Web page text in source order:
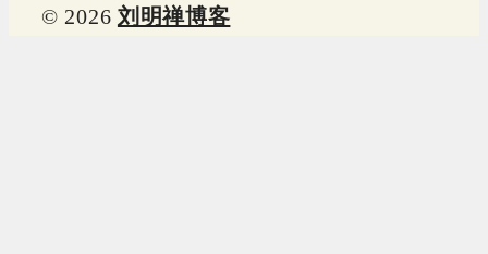
© 2026 刘明禅博客